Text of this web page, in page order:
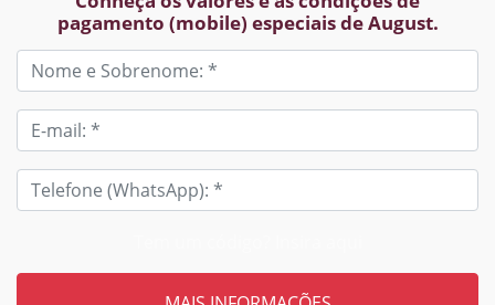
pagamento (mobile) especiais de August.